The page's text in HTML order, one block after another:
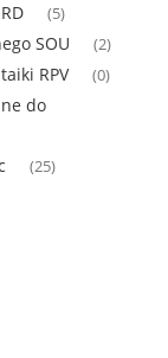
(5)
SOU (2)
RPV (0)
do
(25)